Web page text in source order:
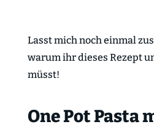
Lasst mich noch einmal
warum ihr dieses Rezept
müsst!
One Pot Pasta